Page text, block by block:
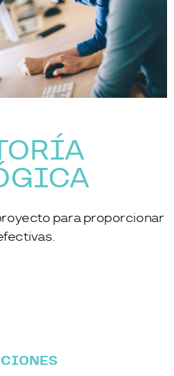
para proporcionar